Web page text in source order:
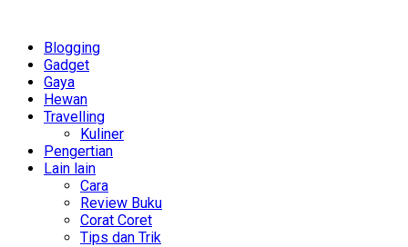
Blogging
Gadget
Gaya
Hewan
Travelling
Kuliner
Pengertian
Lain lain
Cara
Review Buku
Corat Coret
Tips dan Trik